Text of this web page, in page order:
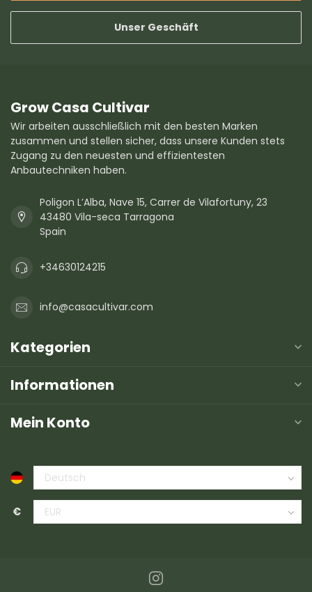
Unser Geschäft
Grow Casa Cultivar
Wir arbeiten ausschließlich mit den besten Marken
zusammen und stellen sicher, dass unsere Kunden stets
Zugang zu den neuesten und effizientesten
Anbautechniken haben.
Poligon L’Alba, Nave 15, Carrer de Vilafortuny, 23
43480 Vila-seca Tarragona
Spain
+34630124215
info@casacultivar.com
Kategorien
Informationen
Mein Konto
€